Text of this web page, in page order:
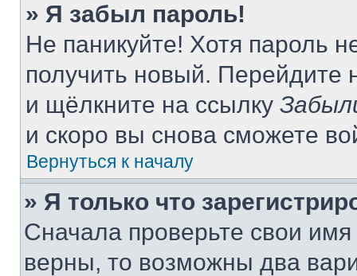
» Я забыл пароль!
Не паникуйте! Хотя пароль
получить новый. Перейдите
и щёлкните на ссылку
и скоро вы снова сможете
Вернуться к началу
» Я только что
Сначала проверьте свои
верны, то возможны два